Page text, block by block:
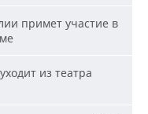
примет участие в
из театра